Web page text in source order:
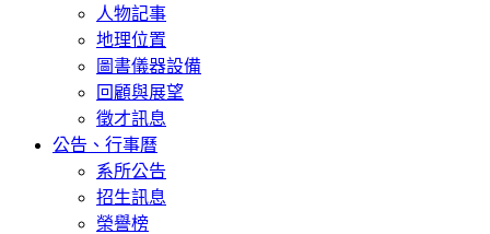
人物記事
地理位置
圖書儀器設備
回顧與展望
徵才訊息
公告、行事曆
系所公告
招生訊息
榮譽榜